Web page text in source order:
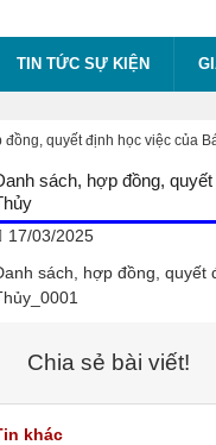
TIN TỨC SỰ KIỆN
đồng, quyết định học việc của
sách, hợp đồng,
17/03/2025
sách, hợp đồng, quyết
Chia sẻ bài viết!
khác